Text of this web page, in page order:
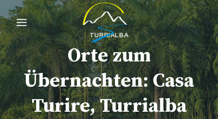
Zum
Inhalt
springen
TURRIALBA
Orte zum
Übernachten: Casa
Turire, Turrialba